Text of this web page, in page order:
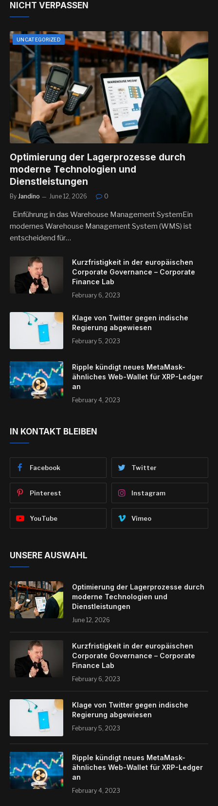
NICHT VERPASSEN
UNCATEGORIZED
Optimierung der Lagerprozesse durch
moderne Technologien und
Dienstleistungen
By Jandino June 12, 2026 0
Einführung in das Warehouse Management SystemEin
modernes Warehouse Management System (WMS) ist
entscheidend für…
Kurzfristigkeit in der europäischen
Corporate Governance – Corporate
Finance Lab
February 6, 2023
Klage von Twitter gegen indische
Regierung abgewiesen
February 5, 2023
Ripple kündigt neues MetaMask-
ähnliches Web-Wallet für XRP-Ledger
an
February 4, 2023
IN KONTAKT BLEIBEN
Facebook Twitter
Pinterest Instagram
YouTube Vimeo
UNSERE AUSWAHL
Optimierung der Lagerprozesse durch
moderne Technologien und
Dienstleistungen
June 12, 2026
Kurzfristigkeit in der europäischen
Corporate Governance – Corporate
Finance Lab
February 6, 2023
Klage von Twitter gegen indische
Regierung abgewiesen
February 5, 2023
Ripple kündigt neues MetaMask-
ähnliches Web-Wallet für XRP-Ledger
an
February 4, 2023